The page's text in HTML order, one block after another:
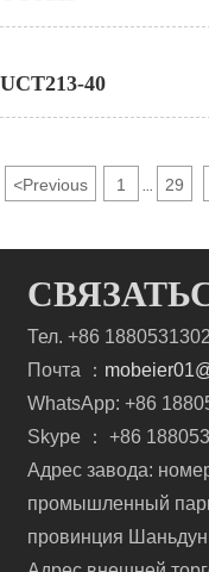
UCT213-40
<Previous 1 29
Тел. +86
Почта ：
WhatsApp: +86
Skype ： +86
Адрес завода:
промышленный
провинция Шаньдун